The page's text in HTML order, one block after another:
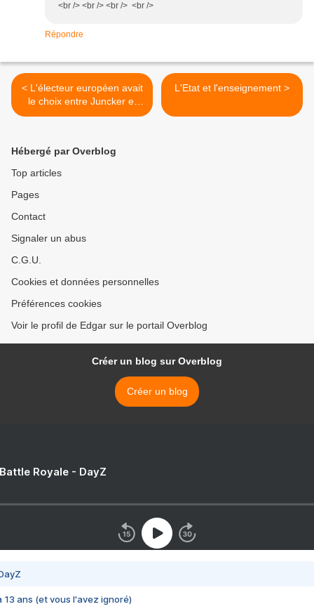
<br /> <br /> <br /> <br />
Répondre
< L'électeur européen avait
le choix entre Juncker et
Schulz...
L'Etat et l'enseignement >
Hébergé par Overblog
Top articles
Pages
Contact
Signaler un abus
C.G.U.
Cookies et données personnelles
Préférences cookies
Voir le profil de Edgar sur le portail Overblog
Créer un blog sur Overblog
Créer un blog
Royale - DayZ
13 ans (et vous l'avez ignoré)